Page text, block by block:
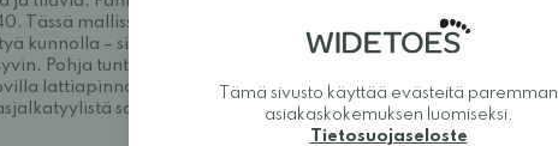
Tässä mallissa koko 40 on kuitenkin
kunnolla – siksi hänen täytyy valita
Pohja tuntuu tukevalta, ja Fannyn
lattiapinnoilla ilman, että
sandaalia, tämä ei ole
Tämä sivusto käyttää evästeitä paremman
asiakaskokemuksen luomiseksi.
Tietosuojaseloste